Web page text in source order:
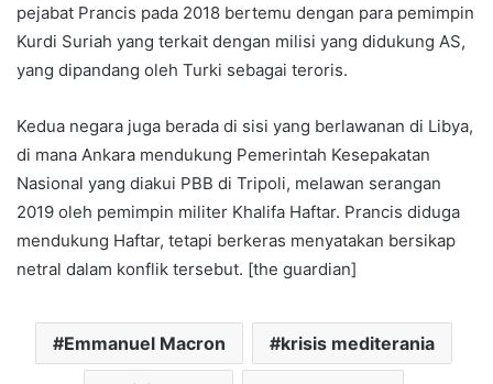
pejabat Prancis pada 2018 bertemu dengan para pemimpin
Kurdi Suriah yang terkait dengan milisi yang didukung AS,
yang dipandang oleh Turki sebagai teroris.
Kedua negara juga berada di sisi yang berlawanan di Libya,
di mana Ankara mendukung Pemerintah Kesepakatan
Nasional yang diakui PBB di Tripoli, melawan serangan
2019 oleh pemimpin militer Khalifa Haftar. Prancis diduga
mendukung Haftar, tetapi berkeras menyatakan bersikap
netral dalam konflik tersebut. [the guardian]
Emmanuel Macron krisis mediterania